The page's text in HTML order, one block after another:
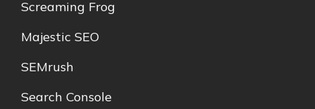
Screaming Frog
Majestic SEO
SEMrush
Search Console